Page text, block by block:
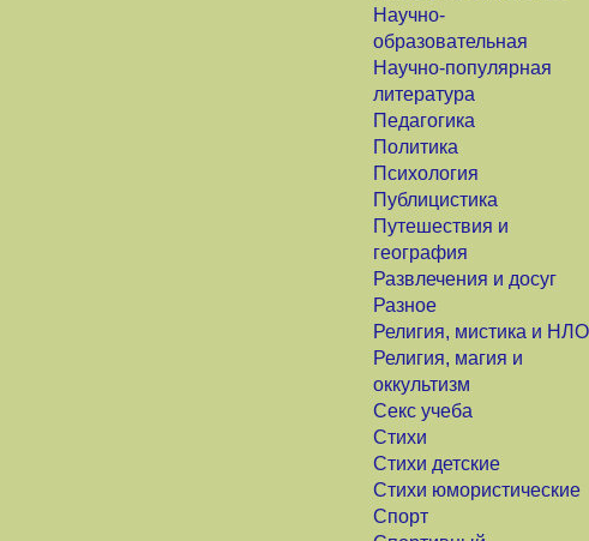
Научно-
образовательная
Научно-популярная
литература
Педагогика
Политика
Психология
Публицистика
Путешествия и
география
Развлечения и досуг
Разное
Религия, мистика и НЛО
Религия, магия и
оккультизм
Секс учеба
Стихи
Стихи детские
Стихи юмористические
Спорт